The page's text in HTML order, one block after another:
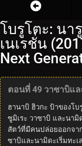
โบรูโตะ: นา
เนเรชั่น
Next
ตอนที่ 49 วาซาบิแ
ฮานาบิ ฮิวกะ ป้าของโ
ซูมิเระ วาซาบิ และนา
สัตว์ที่มีคนปล่อยออกจา
ซาบิและนามิดะเริ่มทะเ